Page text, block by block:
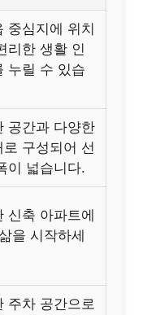
중심지에 위치
리한 생활 인
누릴 수 있습
공간과 다양한
로 구성되어 선
이 넓습니다.
신축 아파트에
을 시작하세
주차 공간으로